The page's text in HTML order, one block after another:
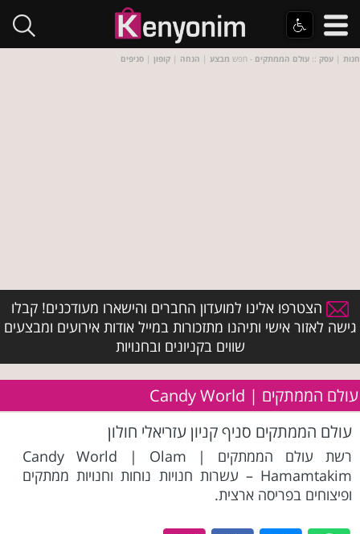
חנות | עסק :: עולם הממתקים - חפש מבצע | הנחה | קופון | סניפים
הצטרפו אלינו למועדון החברים והישארו מעודכנים! קבלו
גישה לאזור אישי ותיהנו מתזכורות במייל אודות אירועים ומבצעים
שווים בקניונים ובחנויות
עולם הממתקים | Candy World
עולם הממתקים סניף קניון עזריאלי חולון
רשת עולם הממתקים | Candy World | Olam
Hamamtakim – עשרות חנויות נוחות וחנויות ממתקים
ופיצוחים בפריסה ארצית.